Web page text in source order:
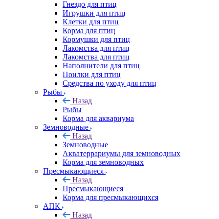
Гнездо для птиц
Игрушки для птиц
Клетки для птиц
Корма для птиц
Кормушки для птиц
Лакомства для птиц
Лакомства для птиц
Наполнители для птиц
Поилки для птиц
Средства по уходу для птиц
Рыбы
Назад
Рыбы
Корма для аквариума
Земноводные
Назад
Земноводные
Акватеррариумы для земноводных
Корма для земноводных
Пресмыкающиеся
Назад
Пресмыкающиеся
Корма для пресмыкающихся
АПК
Назад